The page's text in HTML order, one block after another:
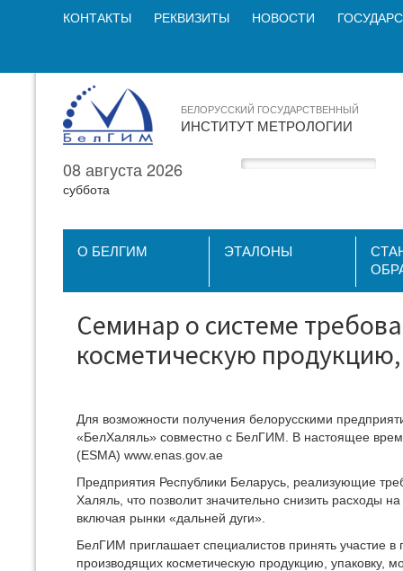
КОНТАКТЫ РЕКВИЗИТЫ НОВОСТИ
БЕЛОРУССКИЙ ГОСУДАРСТВЕННЫЙ
ИНСТИТУТ МЕТРОЛОГИИ
08 августа 2026
суббота
О БЕЛГИМ ЭТАЛОНЫ
Семинар о системе
косметическую
Для возможности получения белорусскими
«БелХаляль» совместно с БелГИМ. В настоящее
(ESMA) www.enas.gov.ae
Предприятия Республики Беларусь, реализующие
Халяль, что позволит значительно снизить расходы
включая рынки «дальней дуги».
БелГИМ приглашает специалистов принять участие
производящих косметическую продукцию,